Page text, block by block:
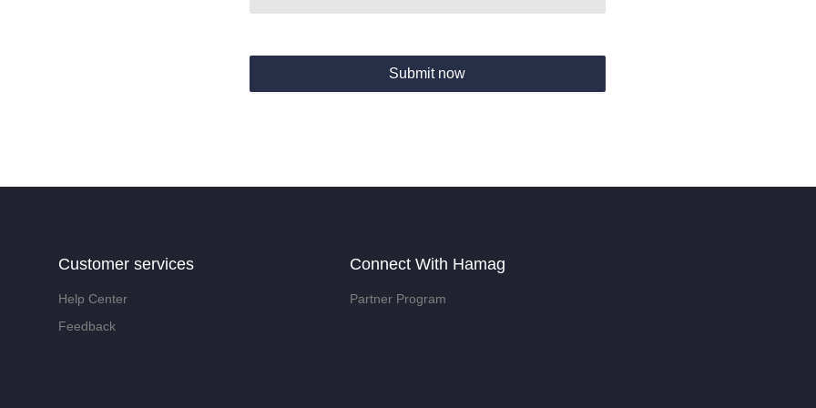
Submit now
Customer services
Help Center
Feedback
Connect With Hamag
Partner Program